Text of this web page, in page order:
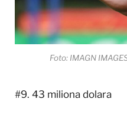
Foto: IMAGN
#9. 43 miliona dolara